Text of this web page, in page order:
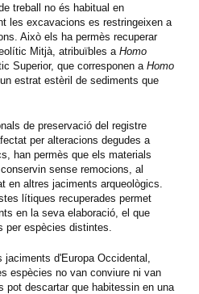
treball no és habitual en
les excavacions es restringeixen a
Això els ha permès recuperar
Mitjà, atribuïbles a Homo
Superior, que corresponen a Homo
estrat estèril de sediments que
de preservació del registre
per alteracions degudes a
han permès que els materials
sense remocions, al
en altres jaciments arqueològics.
lítiques recuperades permet
en la seva elaboració, el que
per espècies distintes.
d'Europa Occidental,
espècies no van conviure ni van
pot descartar que habitessin en una